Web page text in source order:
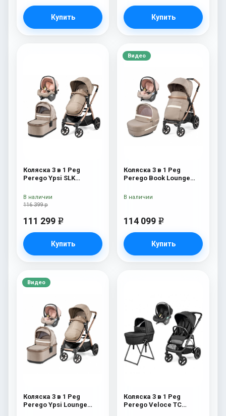
Купить Купить
Коляска 3 в 1 Peg
Perego Ypsi SLK
116 399 р
111 299 e
Купить
В наличии
Видео
Коляска 3 в 1 Peg
Perego Book Lounge
114 099 e
Купить
В наличии
Видео
Коляска 3 в 1 Peg
Perego Ypsi Lounge
Коляска 3 в 1 Peg
Perego Veloce TC